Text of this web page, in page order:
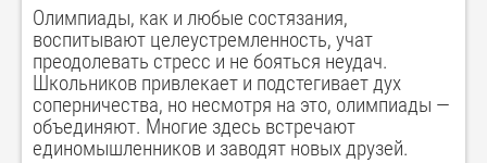
Олимпиады, как и любые состязания,
воспитывают целеустремленность, учат
преодолевать стресс и не бояться неудач.
Школьников привлекает и подстегивает дух
соперничества, но несмотря на это, олимпиады —
объединяют. Многие здесь встречают
единомышленников и заводят новых друзей.